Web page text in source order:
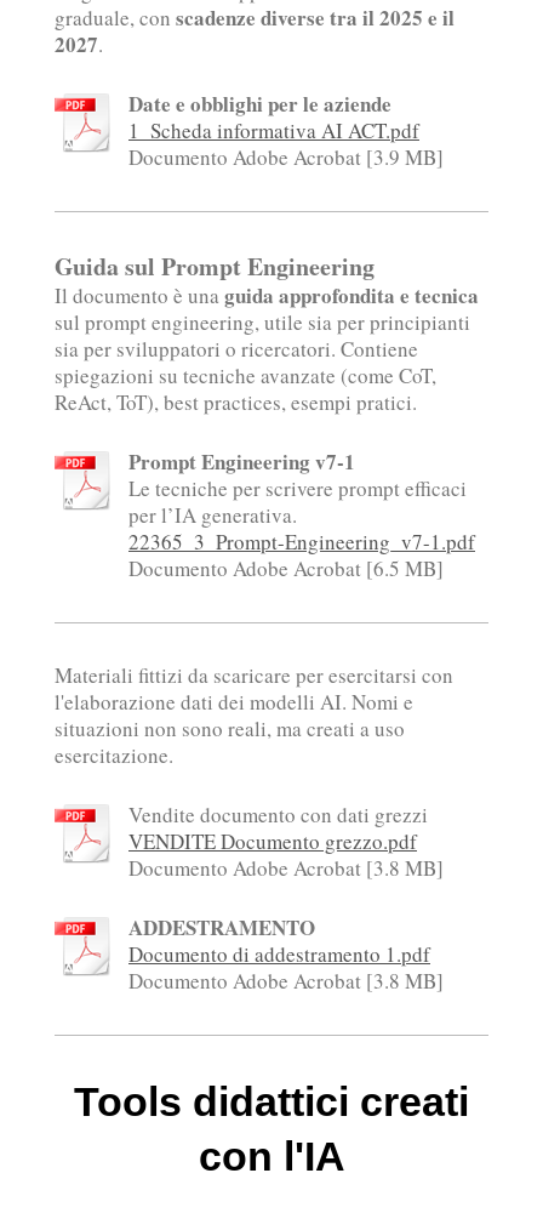
graduale, con scadenze diverse tra il 2025 e il
2027.
Date e obblighi per le aziende
1_Scheda informativa AI ACT.pdf
Documento Adobe Acrobat [3.9 MB]
Guida sul Prompt Engineering
Il documento è unaguida approfondita e tecnica
sul prompt engineering, utile sia per principianti
sia per sviluppatori o ricercatori. Contiene
spiegazioni su tecniche avanzate (come CoT,
ReAct, ToT), best practices, esempi pratici.
Prompt Engineering v7-1
Le tecniche per scrivere prompt efficaci
per l’IA generativa.
22365_3_Prompt-Engineering_v7-1.pdf
Documento Adobe Acrobat [6.5 MB]
Materiali fittizi da scaricare per esercitarsi con
l'elaborazione dati dei modelli AI. Nomi e
situazioni non sono reali, ma creati a uso
esercitazione.
Vendite documento con dati grezzi
VENDITE Documento grezzo.pdf
Documento Adobe Acrobat [3.8 MB]
ADDESTRAMENTO
Documento di addestramento 1.pdf
Documento Adobe Acrobat [3.8 MB]
Tools didattici creati
con l'IA